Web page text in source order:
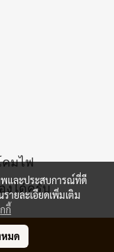
คมไฟ
งได้ครับ
พและประสบการณ์ที่ดี
ายละเอียดเพิ่มเติม
กี้
มด